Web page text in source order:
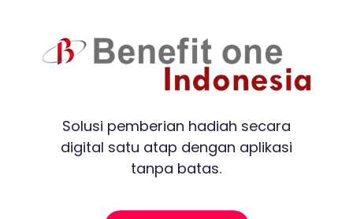
Solusi pemberian hadiah secara
digital satu atap dengan aplikasi
tanpa batas.